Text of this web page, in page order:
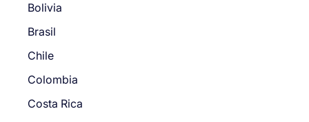
Bolivia
Brasil
Chile
Colombia
Costa Rica